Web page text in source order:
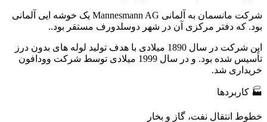
شرکت مانسمان به آلمانی Mannesmann AG یک خوشه ایی آلمانی
بود. که دفتر مرکزی آن در شهر دوسلدورف مستقر بود..
این شرکت در سال 1890 میلادی با هدف تولید لوله های بدون درز
تأسیس شده بود. و در سال 1999 میلادی توسط شرکت وودافون
خریداری شد.
🏭 کاربردها
خطوط انتقال نفت، گاز و بخار